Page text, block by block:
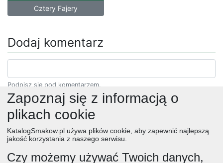
Cztery Fajery
Dodaj komentarz
Podpisz się pod komentarzem.
Zapoznaj się z informacją o
plikach cookie
KatalogSmakow.pl używa plików cookie, aby zapewnić najlepszą
jakość korzystania z naszego serwisu.
Czy możemy używać Twoich danych,